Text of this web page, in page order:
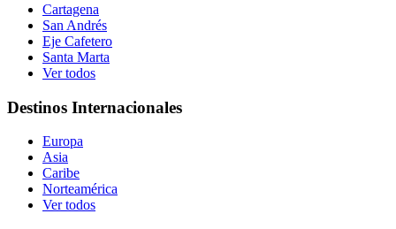
Cartagena
San Andrés
Eje Cafetero
Santa Marta
Ver todos
Destinos Internacionales
Europa
Asia
Caribe
Norteamérica
Ver todos